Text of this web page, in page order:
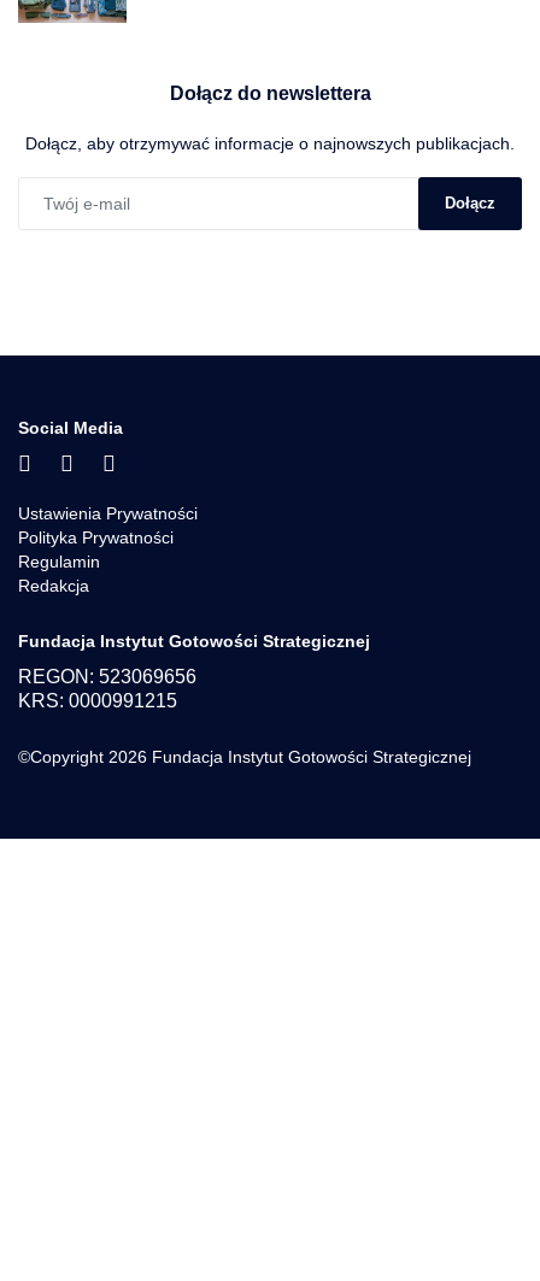
Dołącz do newslettera
Dołącz, aby otrzymywać informacje o najnowszych publikacjach.
Dołącz
Social Media
Ustawienia Prywatności
Polityka Prywatności
Regulamin
Redakcja
Fundacja Instytut Gotowości Strategicznej
REGON: 523069656
KRS: 0000991215
©Copyright 2026 Fundacja Instytut Gotowości Strategicznej